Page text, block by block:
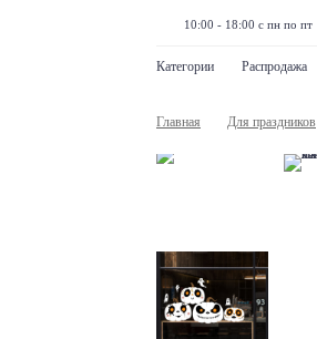
10:00 - 18:00 с пн по пт
Категории Распродажа
Главная Для праздников